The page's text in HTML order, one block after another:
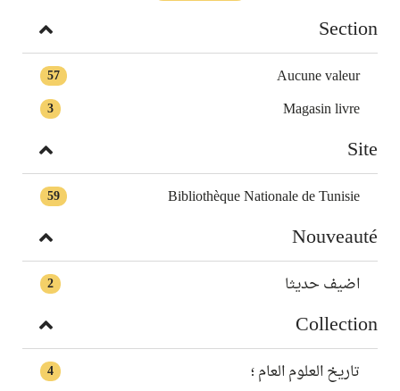
Section
57 Aucune valeur
3 Magasin livre
Site
59 Bibliothèque Nationale de Tunisie
Nouveauté
2 اضيف حديثا
Collection
4 تاريخ العلوم العام ؛